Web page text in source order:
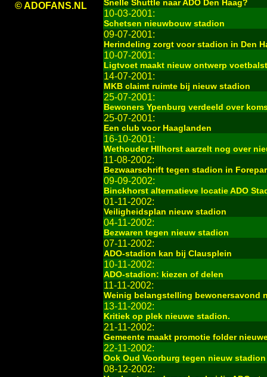
© ADOFANS.NL
Snelle Shuttle naar ADO Den Haag?
10-03-2001:
Schetsen nieuwbouw stadion
09-07-2001:
Herindeling zorgt voor stadion in Den
10-07-2001:
Ligtvoet maakt nieuw ontwerp
14-07-2001:
MKB claimt ruimte bij nieuw stadion
25-07-2001:
Bewoners Ypenburg verdeeld over
25-07-2001:
Een club voor Haaglanden
16-10-2001:
Wethouder HIlhorst aarzelt nog over
11-08-2002:
Bezwaarschrift tegen stadion in
09-09-2002:
Binckhorst alternatieve locatie ADO
01-11-2002:
Veiligheidsplan nieuw stadion
04-11-2002:
Bezwaren tegen nieuw stadion
07-11-2002:
ADO-stadion kan bij Clausplein
10-11-2002:
ADO-stadion: kiezen of delen
11-11-2002:
Weinig belangstelling bewonersavond
13-11-2002:
Kritiek op plek nieuwe stadion.
21-11-2002:
Gemeente maakt promotie folder
22-11-2002:
Ook Oud Voorburg tegen nieuw stadion
08-12-2002: